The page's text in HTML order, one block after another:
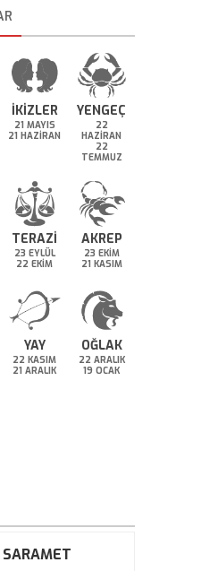
İKİZLER
21 MAYIS
21 HAZİRAN
YENGEÇ
22
HAZİRAN
22
TEMMUZ
TERAZİ
23 EYLÜL
22 EKİM
AKREP
23 EKİM
21 KASIM
YAY
22 KASIM
21 ARALIK
OĞLAK
22 ARALIK
19 OCAK